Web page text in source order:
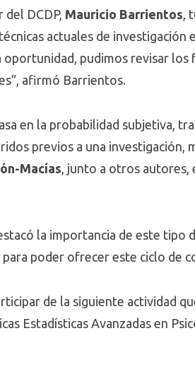
DCDP, Mauricio Barrientos,
actuales de investigación
pudimos revisar
afirmó Barrientos.
en la probabilidad subjetiva,
previos a una investigación,
Macías, junto a otros autores,
la importancia de este tipo
poder ofrecer este ciclo de
de la siguiente actividad
Estadísticas Avanzadas en